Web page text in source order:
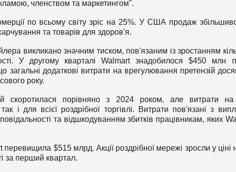
членством та маркетингом".
по всьому світу зріс на 25%. У США продаж
та товарів для здоров'я.
викликано значним тиском, пов'язаним із зростанням
У другому кварталі Walmart знадобилося $450 млн
загальні додаткові витрати на врегулювання претензій
року.
скоротилася порівняно з 2024 роком, але витрати на
і для всієї роздрібної торгівлі. Витрати пов'язані з
та відшкодуванням збитків працівникам, яких
перевищила $515 млрд. Акції роздрібної мережі зросли у ціні
за перший квартал.